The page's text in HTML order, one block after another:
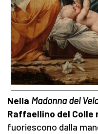
Nella Madonna del
Raffaellino del Colle
fuoriescono dalla